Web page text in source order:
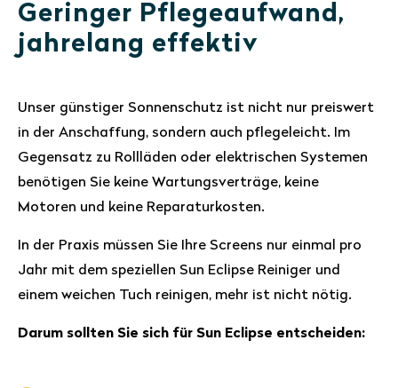
Geringer Pflegeaufwand,
jahrelang effektiv
Unser günstiger Sonnenschutz ist nicht nur preiswert
in der Anschaffung, sondern auch pflegeleicht. Im
Gegensatz zu Rollläden oder elektrischen Systemen
benötigen Sie keine Wartungsverträge, keine
Motoren und keine Reparaturkosten.
In der Praxis müssen Sie Ihre Screens nur einmal pro
Jahr mit dem speziellen Sun Eclipse Reiniger und
einem weichen Tuch reinigen, mehr ist nicht nötig.
Darum sollten Sie sich für Sun Eclipse entscheiden: